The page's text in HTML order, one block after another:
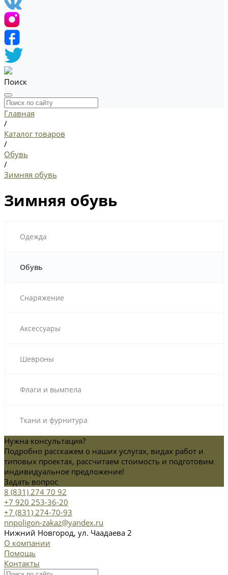
Поиск
Главная
/
Каталог товаров
/
Обувь
/
Зимняя обувь
Зимняя обувь
Одежда
Обувь
Снаряжение
Аксессуары
Шевроны
Флаги и вымпела
Ткани и фурнитура
Нужна консультация?
Подробно расскажем о наших услугах, видах работ и
типовых проектах, рассчитаем стоимость и подготовим
индивидуальное предложение!
Задать вопрос
8 (831) 274 70 92
+7 920 253-36-20
+7 (831) 274-70-93
nnpoligon-zakaz@yandex.ru
Нижний Новгород, ул. Чаадаева 2
О компании
Помощь
Контакты